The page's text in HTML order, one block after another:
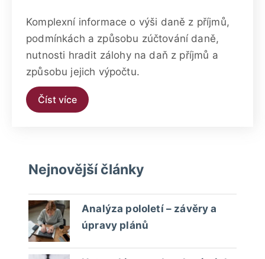
Komplexní informace o výši daně z příjmů,
podmínkách a způsobu zúčtování daně,
nutnosti hradit zálohy na daň z příjmů a
způsobu jejich výpočtu.
Číst více
Nejnovější články
Analýza pololetí – závěry a
úpravy plánů